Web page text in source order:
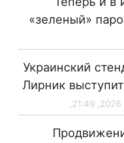
«зеленый»
Украинский
Лирник